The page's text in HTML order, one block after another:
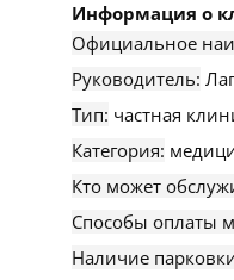
Информация о
Официальное
Руководитель:
Тип: частная
Категория:
Кто может
Способы оплаты
Наличие